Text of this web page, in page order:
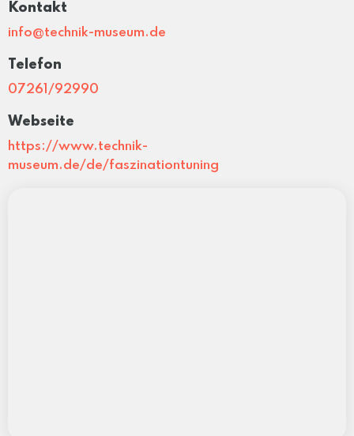
Kontakt
info@technik-museum.de
Telefon
07261/92990
Webseite
https://www.technik-
museum.de/de/faszinationtuning